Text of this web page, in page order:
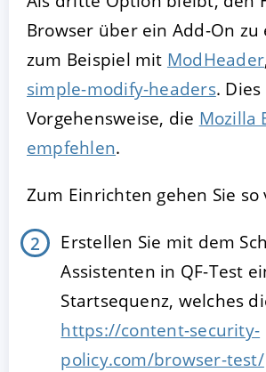
Browser über ein Add-On
zum Beispiel mit ModHeader
simple-modify-headers.
Vorgehensweise, die Mozilla
empfehlen.
Zum Einrichten gehen Sie so
Erstellen Sie mit dem
Assistenten in QF-Test
Startsequenz, welches
https://content-security-
policy.com/browser-test/